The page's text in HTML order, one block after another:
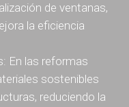
de ventanas,
la eficiencia
En las reformas
sostenibles
reduciendo la